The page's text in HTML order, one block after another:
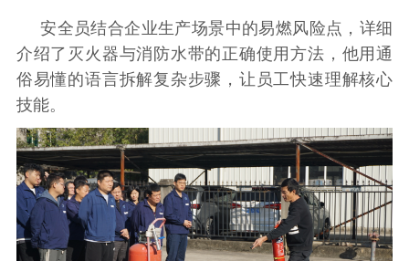
安全员结合企业生产场景中的易燃风险点，详细
介绍了灭火器与消防水带的正确使用方法，他用通
俗易懂的语言拆解复杂步骤，让员工快速理解核心
技能。